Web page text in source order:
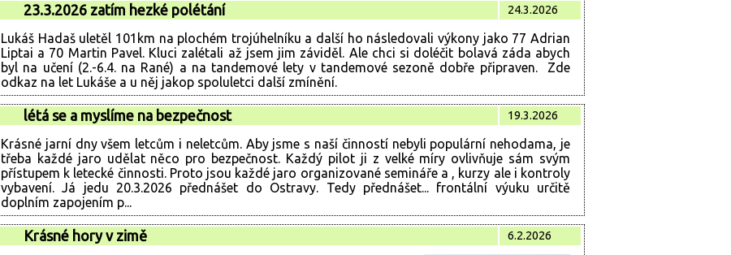
23.3.2026 zatím hezké polétání 24.3.2026
Lukáš Hadaš uletěl 101km na plochém trojúhelníku a další ho následovali výkony jako 77 Adrian
Liptai a 70 Martin Pavel. Kluci zalétali až jsem jim záviděl. Ale chci si doléčit bolavá záda abych
byl na učení (2.-6.4. na Rané) a na tandemové lety v tandemové sezoně dobře připraven. Zde
odkaz na let Lukáše a u něj jakop spoluletci další zmínění.
létá se a myslíme na bezpečnost 19.3.2026
Krásné jarní dny všem letcům i neletcům. Aby jsme s naší činností nebyli populární nehodama, je
třeba každé jaro udělat něco pro bezpečnost. Každý pilot ji z velké míry ovlivňuje sám svým
přístupem k letecké činnosti. Proto jsou každé jaro organizované semináře a , kurzy ale i kontroly
vybavení. Já jedu 20.3.2026 přednášet do Ostravy. Tedy přednášet... frontální výuku určitě
doplním zapojením p...
Krásné hory v zimě 6.2.2026